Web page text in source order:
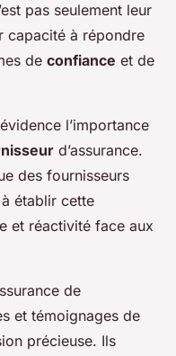
pas seulement leur
capacité à répondre
de confiance et de
l’importance
d’assurance.
des fournisseurs
établir cette
et réactivité face aux
de
et témoignages de
précieuse. Ils